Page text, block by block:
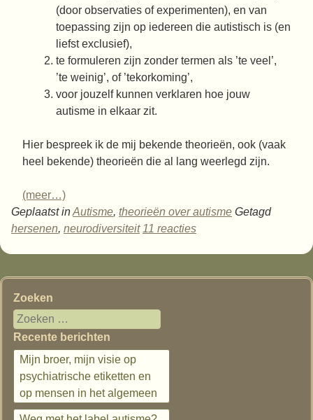
(door observaties of experimenten), en van
toepassing zijn op iedereen die autistisch is (en
liefst exclusief),
te formuleren zijn zonder termen als ’te veel’,
’te weinig’, of ’tekorkoming’,
voor jouzelf kunnen verklaren hoe jouw
autisme in elkaar zit.
Hier bespreek ik de mij bekende theorieën, ook (vaak
heel bekende) theorieën die al lang weerlegd zijn.
(meer…)
Geplaatst inAutisme, theorieën over autisme Getagd
hersenen, neurodiversiteit 11 reacties
Zoeken
Recente berichten
Mijn broer, mijn visie op
psychiatrische etiketten en
op mensen in het algemeen